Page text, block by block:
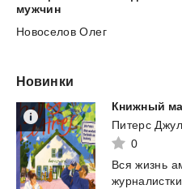
мужчин
Новоселов Олег
Новинки
Книжный
Питерс
0
Вся жизнь
журналистки